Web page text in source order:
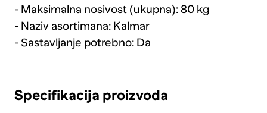
- Maksimalna nosivost (ukupna): 80 kg
- Naziv asortimana: Kalmar
- Sastavljanje potrebno: Da
Specifikacija proizvoda